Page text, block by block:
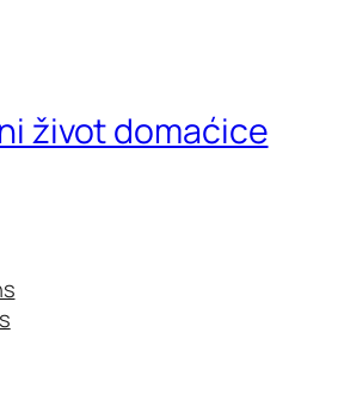
život domaćice